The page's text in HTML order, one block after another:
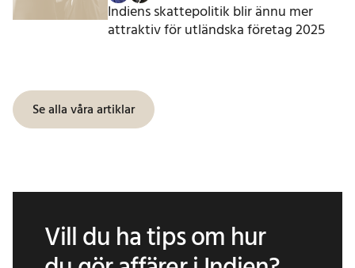
Indiens skattepolitik blir ännu mer
attraktiv för utländska företag 2025
Se alla våra artiklar
Vill du ha tips om hur